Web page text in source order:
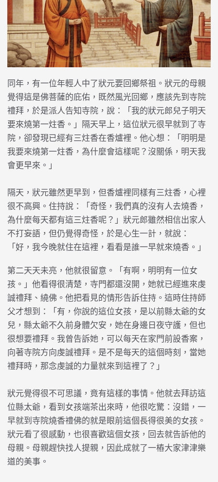
同年，有一位年輕人中了狀元要回鄉祭祖。狀元的母親
覺得這是佛菩薩的庇佑，既然風光回鄉，應該先到寺院
禮拜，於是派人告知寺院，說：「我的狀元郎兒子明天
要來燒第一炷香。」隔天早上，這位狀元很早就到了寺
院，卻發現已經有三炷香在香爐裡。他心想：「明明是
我要來燒第一炷香，為什麼會這樣呢？沒關係，明天我
會更早來。」
隔天，狀元雖然更早到，但香爐裡同樣有三炷香，心裡
很不高興。住持說：「奇怪，我們真的沒有人去燒香，
為什麼每天都有這三炷香呢？」狀元郎雖然相信出家人
不打妄語，但仍覺得奇怪，於是心生一計，就說：
「好，我今晚就住在這裡，看看是誰一早就來燒香。」
第二天天未亮，他就很留意。「有啊，明明有一位女
孩。」他看得很清楚，寺門都還沒開，她就已經進來虔
誠禮拜、繞佛。他把看見的情形告訴住持。這時住持師
父才想到：「有，你說的這位女孩，是以前縣太爺的女
兒，縣太爺不久前身體欠安，她在身邊日夜守護，但也
很想要禮拜。我曾告訴她，可以每天在家門前設香案，
向著寺院方向虔誠禮拜。是不是每天的這個時刻，當她
禮拜時，那念虔誠的力量就來到這裡了？」
狀元覺得很不可思議，竟有這樣的事情。他就去拜訪這
位縣太爺，看到女孩端茶出來時，他很吃驚：沒錯，一
早就到寺院燒香禮佛的就是眼前這個長得很美的女孩。
狀元看了很感動，也很喜歡這個女孩，回去就告訴他的
母親。母親趕快找人提親，因此成就了一樁大家津津樂
道的美事。